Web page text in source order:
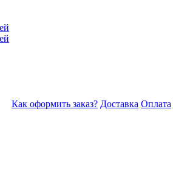
Как оформить заказ? Доставка Оплата